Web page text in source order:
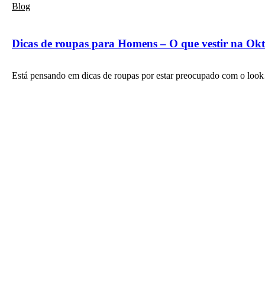
Blog
Dicas de roupas para Homens – O que vestir na
Está pensando em dicas de roupas por estar preocupado com o